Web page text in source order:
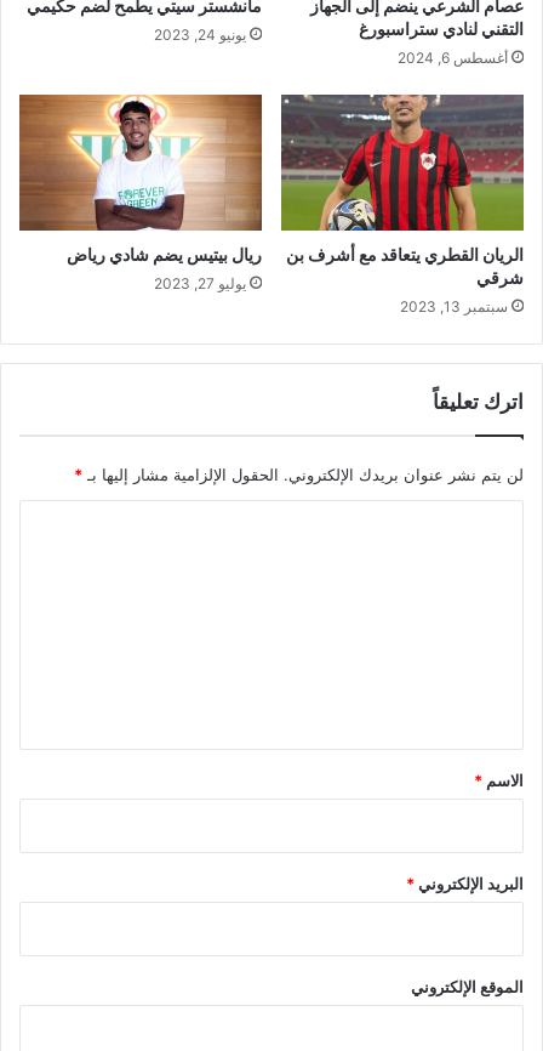
عصام الشرعي ينضم إلى الجهاز
التقني لنادي ستراسبورغ
أغسطس 6, 2024
مانشستر سيتي يطمح لضم حكيمي
يونيو 24, 2023
الريان القطري يتعاقد مع أشرف بن
شرقي
سبتمبر 13, 2023
ريال بيتيس يضم شادي رياض
يوليو 27, 2023
اترك تعليقاً
لن يتم نشر عنوان بريدك الإلكتروني. الحقول الإلزامية مشار إليها بـ*
*
الاسم *
البريد الإلكتروني*
الموقع الإلكتروني